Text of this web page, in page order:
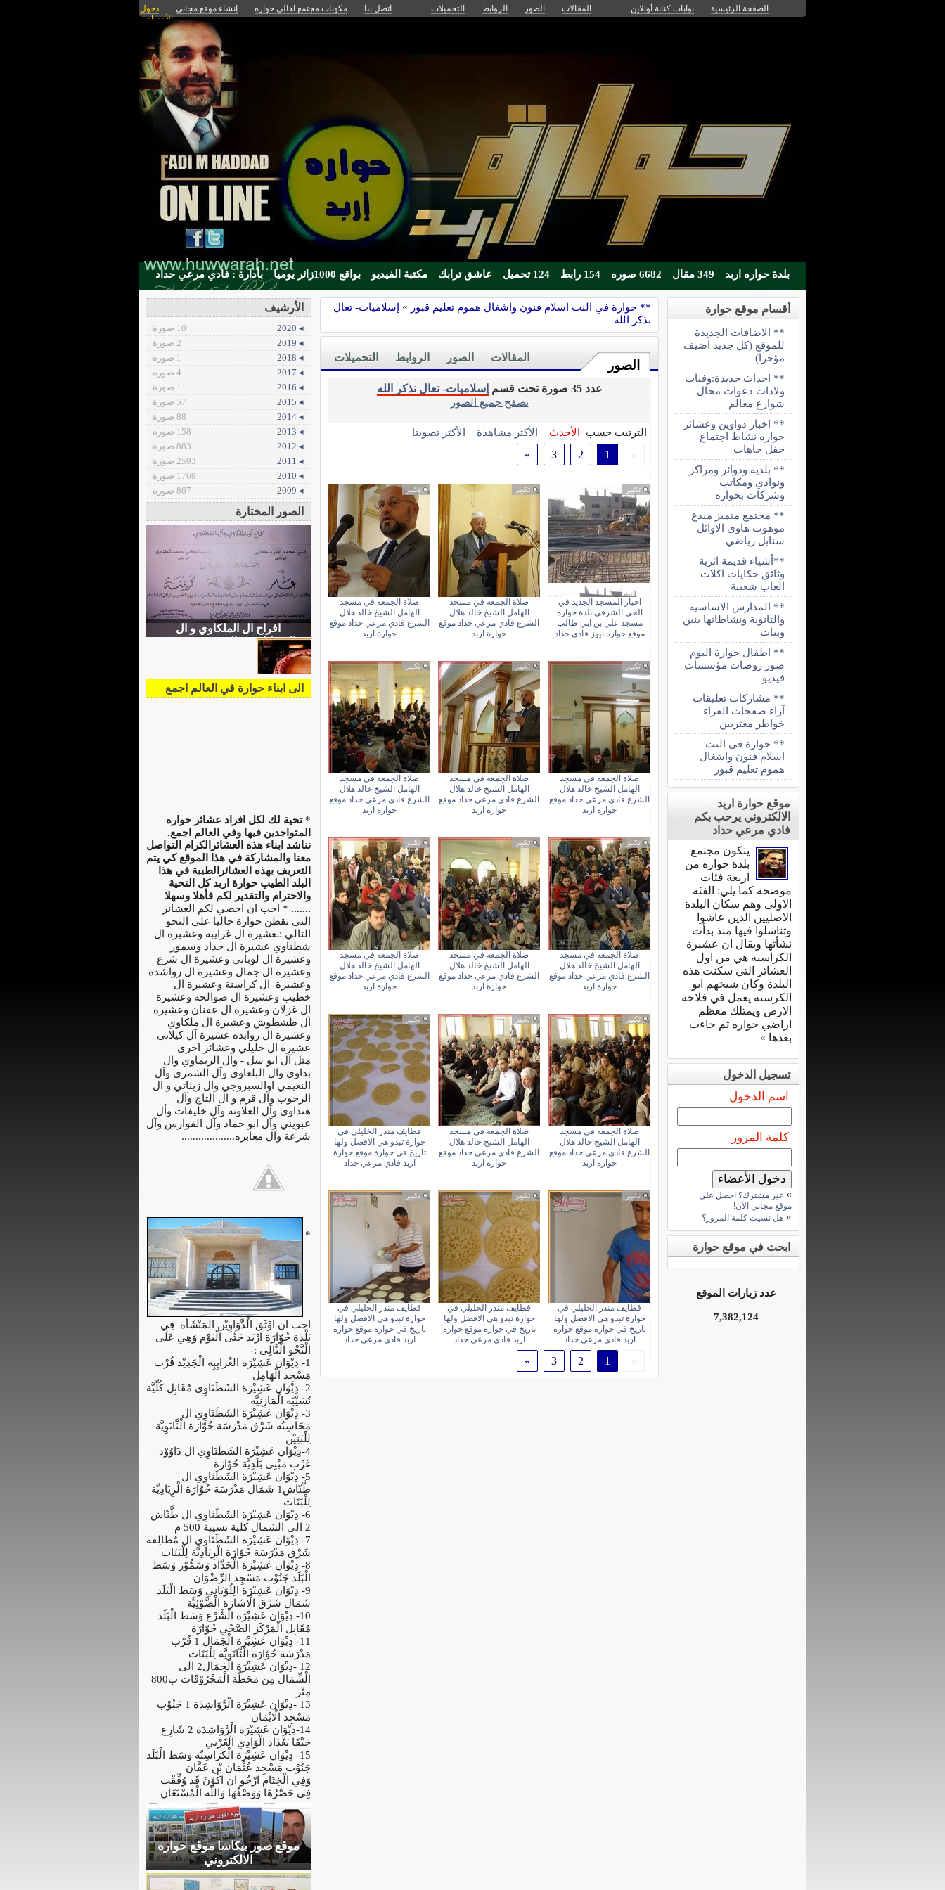
الصفحة الرئيسية بوابات كنانة أونلاين المقالات الصور الروابط التحميلات اتصل بنا مكونات مجتمع اهالي حواره إنشاء موقع مجاني
دخول
الأعضاء
بلدة حواره اربد 349 مقال 6682 صوره 154 رابط 124 تحميل عاشق ترابك مكتبة الفيديو بواقع 1000زائر يوميا بأدارة : فادي مرعي حداد
** حوارة في النت اسلام فنون واشغال هموم تعليم قبور » إسلاميات- تعال
نذكر الله
الصور
التحميلات الروابط الصور المقالات
عدد 35 صورة تحت قسم
إسلاميات- تعال نذكر الله
تصفح جميع الصور
الترتيب حسب الأحدث الأكثر مشاهدة
الأكثر تصويتا
«
1
2
3
»
تكبير
اخبار المسجد الجديد في
الحي الشرقي بلدة حواره
مسجد علي بن ابي طالب
موقع حواره نيوز فادي حداد
تكبير
صلاة الجمعه في مسجد
الهامل الشيخ خالد هلال
الشرع فادي مرعي حداد موقع
حوارة اربد
تكبير
صلاة الجمعه في مسجد
الهامل الشيخ خالد هلال
الشرع فادي مرعي حداد موقع
حوارة اربد
تكبير
صلاة الجمعه في مسجد
الهامل الشيخ خالد هلال
الشرع فادي مرعي حداد موقع
حوارة اربد
تكبير
صلاة الجمعه في مسجد
الهامل الشيخ خالد هلال
الشرع فادي مرعي حداد موقع
حوارة اربد
تكبير
صلاة الجمعه في مسجد
الهامل الشيخ خالد هلال
الشرع فادي مرعي حداد موقع
حوارة اربد
تكبير
صلاة الجمعه في مسجد
الهامل الشيخ خالد هلال
الشرع فادي مرعي حداد موقع
حوارة اربد
تكبير
صلاة الجمعه في مسجد
الهامل الشيخ خالد هلال
الشرع فادي مرعي حداد موقع
حوارة اربد
تكبير
صلاة الجمعه في مسجد
الهامل الشيخ خالد هلال
الشرع فادي مرعي حداد موقع
حوارة اربد
تكبير
صلاة الجمعه في مسجد
الهامل الشيخ خالد هلال
الشرع فادي مرعي حداد موقع
حوارة اربد
تكبير
صلاة الجمعه في مسجد
الهامل الشيخ خالد هلال
الشرع فادي مرعي حداد موقع
حوارة اربد
تكبير
قطايف منذر الخليلي في
حوارة تبدو هي الافضل ولها
تاريخ في حوارة موقع حوارة
اربد فادي مرعي حداد
تكبير
قطايف منذر الخليلي في
حوارة تبدو هي الافضل ولها
تاريخ في حوارة موقع حوارة
اربد فادي مرعي حداد
تكبير
قطايف منذر الخليلي في
حوارة تبدو هي الافضل ولها
تاريخ في حوارة موقع حوارة
اربد فادي مرعي حداد
تكبير
قطايف منذر الخليلي في
حوارة تبدو هي الافضل ولها
تاريخ في حوارة موقع حوارة
اربد فادي مرعي حداد
«
1
2
3
»
أقسام موقع حوارة
** الاضافات الجديدة
للموقع (كل جديد اضيف
مؤخرا)
** احداث جديدة:وفيات
ولادات دعوات محال
شوارع معالم
** اخبار دواوين وعشائر
حواره نشاط اجتماع
حفل جاهات
** بلدية ودوائر ومراكز
ونوادي ومكاتب
وشركات بحواره
** مجتمع متميز مبدع
موهوب هاوي الاوائل
سنابل رياضي
**أشياء قديمة اثرية
وثائق حكايات اكلات
العاب شعبية
** المدارس الاساسية
والثانوية ونشاطاتها بنين
وبنات
** اطفال حوارة البوم
صور روضات مؤسسات
فيديو
** مشاركات تعليقات
آراء صفحات القراء
خواطر مغتربين
** حوارة في النت
اسلام فنون واشغال
هموم تعليم قبور
موقع حوارة اربد
الالكتروني يرحب بكم
فادي مرعي حداد
يتكون مجتمع
بلدة حواره من
اربعة فئات
موضحة كما يلي: الفئة
الاولى وهم سكان البلدة
الاصليين الذين عاشوا
وتناسلوا فيها منذ بدأت
نشأتها ويقال ان عشيرة
الكراسنه هي من اول
العشائر التي سكنت هذه
البلدة وكان شيخهم ابو
الكرسنه يعمل في فلاحة
الارض ويمتلك معظم
اراضي حواره ثم جاءت
بعدها »
تسجيل الدخول
اسم الدخول
كلمة المرور
» غير مشترك؟ احصل على
موقع مجاني الآن!
» هل نسيت كلمة المرور؟
ابحث في موقع حوارة
عدد زيارات الموقع
7,382,124
الأرشيف
◂ 2020
10 صورة
◂ 2019
2 صورة
◂ 2018
1 صورة
◂ 2017
4 صورة
◂ 2016
11 صورة
◂ 2015
57 صورة
◂ 2014
88 صورة
◂ 2013
158 صورة
◂ 2012
883 صورة
◂ 2011
2593 صورة
◂ 2010
1769 صورة
◂ 2009
867 صورة
الصور المختارة
افراح ال الملكاوي و ال
الشطناوي و السيد محمد عمر
ملكاوي (ابو رامي) و السيد تركي
محمد شطناوي (ابو علي)
الى ابناء حوارة في العالم اجمع
*تحية لك لكل افراد عشائر حواره
المتواجدين فيها وفي العالم اجمع.
نناشد ابناء هذه العشائرالكرام التواصل
معنا والمشاركة في هذا الموقع كي يتم
التعريف بهذه العشائرالطيبة في هذا
البلد الطيب حوارة اربد كل التحية
والاحترام والتقدير لكم فأهلا وسهلا
....... * احب ان احصي لكم العشائر
التي تقطن حوارة حاليا على النحو
التالي :ـعشيرة ال غرايبه وعشيرة ال
شطناوي عشيرة ال حداد وسمور
وعشيرة ال لوباني وعشيرة ال شرع
وعشيرة ال جمال وعشيرة ال رواشدة
وعشيرة ال كراسنة وعشيرة ال
خطيب وعشيرة ال صوالحه وعشيرة
ال غزلان وعشيرة ال عفنان وعشيرة
آل طشطوش وعشيرة ال ملكاوي
وعشيرة ال روابده عشيرة آل كيلاني
عشيرة ال خليلي وعشائر اخرى
مثل آل ابو سل - وال الريماوي وال
بداوي وال البلعاوي وآل الشمري وآل
النعيمي اوالسبروجي وال زيناتي و ال
الرجوب وآل قرم و آل التاج وآل
هنداوي وآل العلاونه وآل خليفات وأل
عبويني وآل ابو حماد وآل الفوارس وآل
شرعة وآل معابره...................
*
احِب ان اوْثَق الْدَّوَاوِيْن المَنْشَأة فِي
بَلْدَة حُوّارَة ارْبَد حَتَّى الْيَوْم وَهِي عَلَى
الْنَّحْو الْتَّالِي :-
1- دِيْوَان عَشِيْرَة الغْرايِبِه الْجَدِيْد قُرْب
مَسْجِد الْهَامِل
2- دِيْوَان عَشِيْرَة الشَطَنَاوِي مُقَابِل كُلِّيَّة
نُسَيْبَة الْمَازِنِيَّة
3- دِيْوَان عَشِيْرَة الشَطَنَاوِي ال
مَحَاسِنُه شَرْق مَدْرَسَة حُوّارَة الْثَّانَوِيَّة
لِلْبَنِيْن
4-دِيْوَان عَشِيْرَة الشَطَنَاوِي ال دَاوُوْد
غَرْب مَبْنِى بَلَدِيَّة حُوّارَة
5- دِيْوَان عَشِيْرَة الشَطَنَاوِي ال
طَّنّاش1 شَمَال مَدْرَسَة حُوّارَة الْرِيَادِيَّة
لِلْبَنَات
6- دِيْوَان عَشِيْرَة الشَطَنَاوِي ال طَّنّاش
2 الى الشمال كلية نسيبة 500 م
7- دِيْوَان عَشِيْرَة الشَطَنَاوِي ال مُطالِقة
شَرْق مَدْرَسَة حُوّارَة الْرِيَادِيَّة لِلْبَنَات
8- دِيْوَان عَشِيْرَة الْحَدَّاد وَسَمُّوْر وَسَط
الْبَلَد جَنُوْب مَسْجِد الرِّضْوَان
9- دِيْوَان عَشِيْرَة الِلُوَبَانِي وَسَط الْبَلَد
شَمَال شَرْق الْاشَارَة الْضَّوْئِيَّة
10- دِيْوَان عَشِيْرَة الْشَّرْع وَسَط الْبَلَد
مُقَابِل الْمَرْكَز الصَّحّي حُوّارَة
11- دِيْوَان عَشِيْرَة الْجَمَال 1 قُرْب
مَدْرَسَة حُوّارَة الْثَّانَوِيَّة لِلْبَنَات
12 -دِيْوَان عَشِيْرَة الْجَمَال2 الَى
الْشِّمَال مِن مَحَطَّة الْمَحْرُوْقَات ب800
مِتْر
13 -دِيْوَان عَشِيْرَة الْرَّوَاشِدَة 1 جَنُوْب
مَسْجِد الْايْمَان
14-دِيْوَان عَشِيْرَة الْرَّوَاشِدَة 2 شَارِع
حَيْفَا بَغْدَاد الْوَادِي الْغَرْبِي
15- دِيْوَان عَشِيْرَة الْكرَاسِنّه وَسَط الْبَلَد
جَنُوْب مَسْجِد عُثْمَان بْن عَفَّان
وَفِي الْخِتَام ارْجُو ان اكُوْنَ قَد وُفِّقْت
فِي حَصْرُهَا وَوَصْفُهَا وَاللَّه الْمُسْتَعَان
موقع صور بيكاسا موقع حواره
الالكتروني